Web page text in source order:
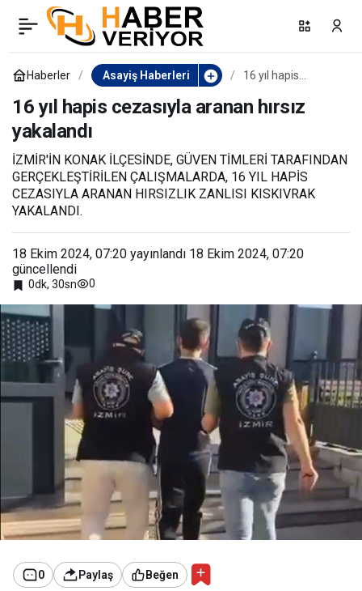
Haberler Asayiş Haberleri
16 yıl hapis
hırsız yakalandı
16 yıl hapis cezasıyla aranan hırsız
yakalandı
İZMİR'İN KONAK İLÇESİNDE, GÜVEN TİMLERİ TARAFINDAN
GERÇEKLEŞTİRİLEN ÇALIŞMALARDA, 16 YIL HAPİS
CEZASIYLA ARANAN HIRSIZLIK ZANLISI KISKIVRAK
YAKALANDI.
18 Ekim 2024, 07:20 yayınlandı 18 Ekim 2024, 07:20
güncellendi
0dk, 30sn 0
0 Paylaş Beğen
Başkan Köksal: “Doğu ve
batı yönünde kontrol
sağlandı”
Paylaş